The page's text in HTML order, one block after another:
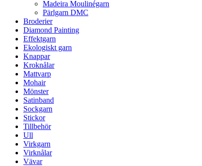
Madeira Moulinégarn
Pärlgarn DMC
Broderier
Diamond Painting
Effektgarn
Ekologiskt garn
Knappar
Kroknålar
Mattvarp
Mohair
Mönster
Satinband
Sockgarn
Stickor
Tillbehör
Ull
Virkgarn
Virknålar
Vävar